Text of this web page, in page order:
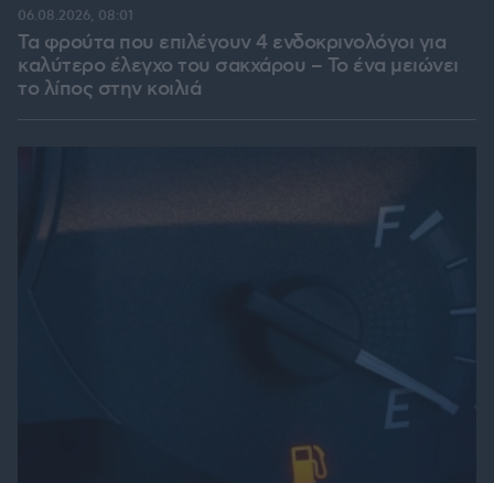
Τα φρούτα που επιλέγουν 4 ενδοκρινολόγοι για
καλύτερο έλεγχο του σακχάρου – Το ένα μειώνει
το λίπος στην κοιλιά
06.08.2026, 08:01